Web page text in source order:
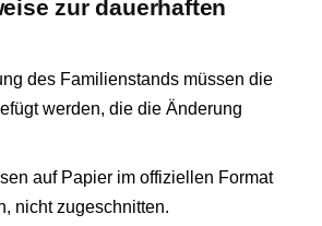
zur dauerhaften
des Familienstands müssen die
werden, die die Änderung
auf Papier im offiziellen Format
nicht zugeschnitten.